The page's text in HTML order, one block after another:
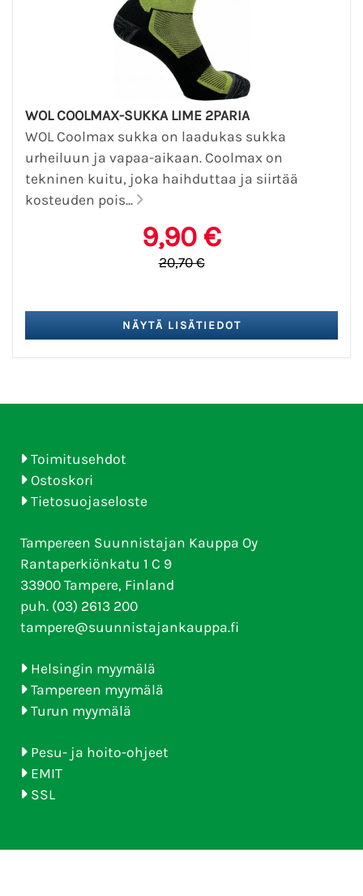
WOL COOLMAX-SUKKA LIME 2PARIA
WOL Coolmax sukka on laadukas sukka
urheiluun ja vapaa-aikaan. Coolmax on
tekninen kuitu, joka haihduttaa ja siirtää
kosteuden pois...
9,90 €
20,70 €
Toimitusehdot
Ostoskori
Tietosuojaseloste
Tampereen Suunnistajan Kauppa Oy
Rantaperkiönkatu 1 C 9
33900 Tampere, Finland
puh. (03) 2613 200
tampere@suunnistajankauppa.fi
Helsingin myymälä
Tampereen myymälä
Turun myymälä
Pesu- ja hoito-ohjeet
EMIT
SSL